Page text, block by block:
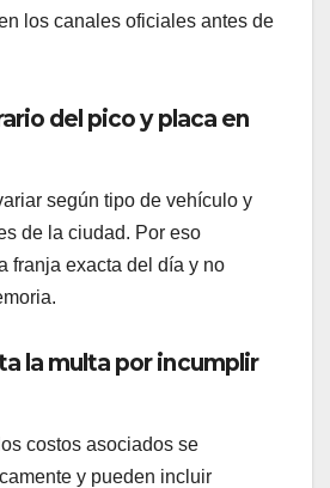
los canales oficiales antes de
del pico y placa en
según tipo de vehículo y
de la ciudad. Por eso
franja exacta del día y no
la multa por incumplir
costos asociados se
y pueden incluir